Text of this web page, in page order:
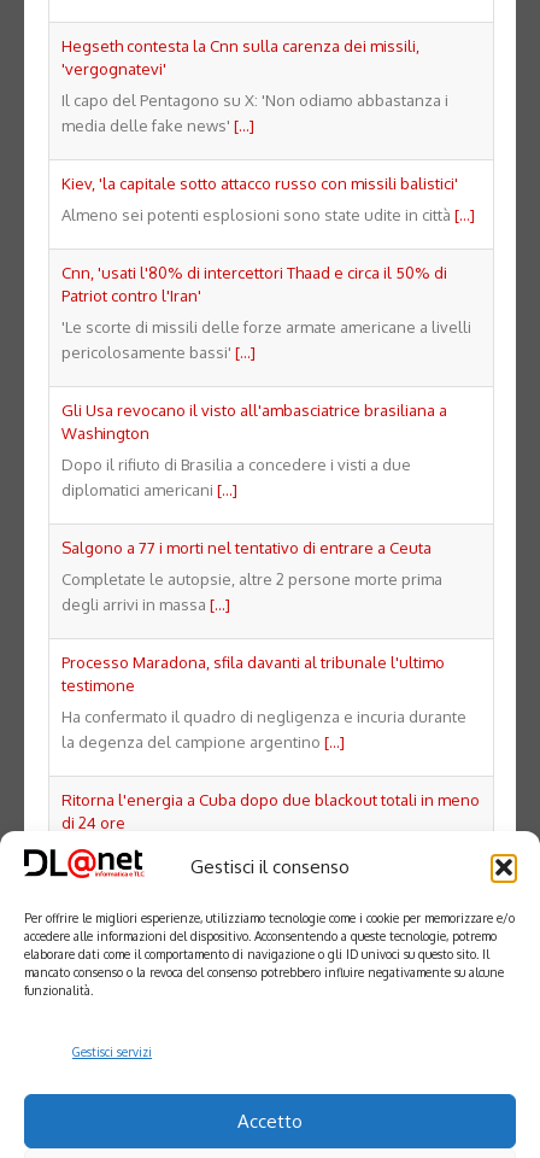
Gestisci il consenso
Per offrire le migliori esperienze, utilizziamo tecnologie come i cookie per memorizzare e/o
accedere alle informazioni del dispositivo. Acconsentendo a queste tecnologie, potremo
elaborare dati come il comportamento di navigazione o gli ID univoci su questo sito. Il
mancato consenso o la revoca del consenso potrebbero influire negativamente su alcune
funzionalità.
Gestisci servizi
Accetto
Hegseth contesta la Cnn sulla carenza dei missili,
'vergognatevi'
Il capo del Pentagono su X: 'Non odiamo abbastanza i
media delle fake news' [...]
Kiev, 'la capitale sotto attacco russo con missili balistici'
Almeno sei potenti esplosioni sono state udite in città [...]
Cnn, 'usati l'80% di intercettori Thaad e circa il 50% di
Patriot contro l'Iran'
'Le scorte di missili delle forze armate americane a livelli
pericolosamente bassi' [...]
Gli Usa revocano il visto all'ambasciatrice brasiliana a
Washington
Dopo il rifiuto di Brasilia a concedere i visti a due
diplomatici americani [...]
Salgono a 77 i morti nel tentativo di entrare a Ceuta
Completate le autopsie, altre 2 persone morte prima
degli arrivi in massa [...]
Processo Maradona, sfila davanti al tribunale l'ultimo
testimone
Ha confermato il quadro di negligenza e incuria durante
la degenza del campione argentino [...]
Ritorna l'energia a Cuba dopo due blackout totali in meno
di 24 ore
Il governo riconosce cause strutturali della crisi e
obsolescenza delle infrastrutture[...]
Tennis: ancora problemi al polso, Alcaraz salta il Masters
1000 di Cincinnati
Lo spagnolo n.2 al mondo ora guarda agli Us Open